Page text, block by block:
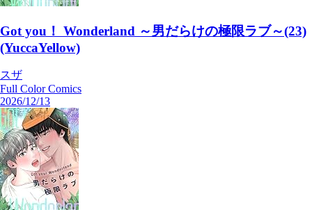
Got you！ Wonderland ～男だらけの極限ラブ～(23)
(YuccaYellow)
スザ
Full Color Comics
2026/12/13